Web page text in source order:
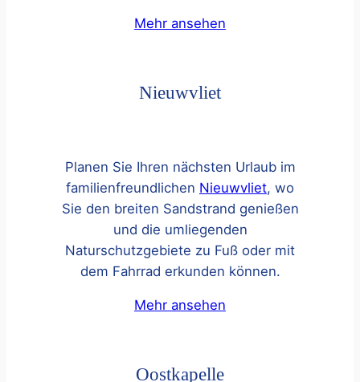
Mehr ansehen
Nieuwvliet
Planen Sie Ihren nächsten Urlaub im
familienfreundlichen Nieuwvliet, wo
Sie den breiten Sandstrand genießen
und die umliegenden
Naturschutzgebiete zu Fuß oder mit
dem Fahrrad erkunden können.
Mehr ansehen
Oostkapelle